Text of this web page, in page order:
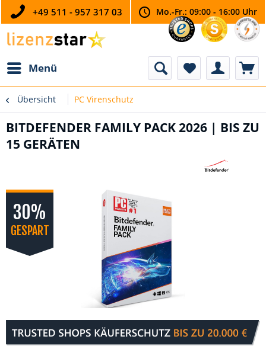
+49 511 - 957 317 03 Mo.-Fr.: 09:00 - 16:00 Uhr
Menü
Übersicht PC Virenschutz
BITDEFENDER FAMILY PACK 2026 | BIS ZU
15 GERÄTEN
30%
GESPART